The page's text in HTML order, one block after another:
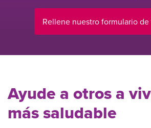
Rellene nuestro formulario de
Ayude a otros a
más saludable